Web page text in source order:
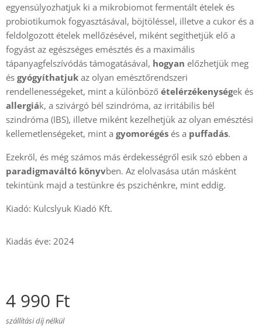
egyensúlyozhatjuk ki a mikrobiomot fermentált ételek és
probiotikumok fogyasztásával, böjtöléssel, illetve a cukor és a
feldolgozott ételek mellőzésével, miként segíthetjük elő a
fogyást az egészséges emésztés és a maximális
tápanyagfelszívódás támogatásával, hogyan előzhetjük meg
és gyógyíthatjuk az olyan emésztőrendszeri
rendellenességeket, mint a különböző ételérzékenységek és
allergiák, a szivárgó bél szindróma, az irritábilis bél
szindróma (IBS), illetve miként kezelhetjük az olyan emésztési
kellemetlenségeket, mint a gyomorégés és a puffadás.
Ezekről, és még számos más érdekességről esik szó ebben a
paradigmaváltó könyvben. Az elolvasása után másként
tekintünk majd a testünkre és pszichénkre, mint eddig.
Kiadó: Kulcslyuk Kiadó Kft.
Kiadás éve: 2024
4 990 Ft
szállítási díj nélkül